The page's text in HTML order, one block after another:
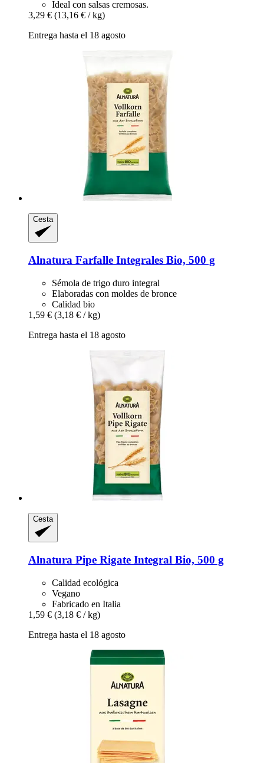
Ideal con salsas cremosas.
3,29 € (13,16 € / kg)
Entrega hasta el 18 agosto
Cesta
Alnatura Farfalle Integrales Bio, 500 g
Sémola de trigo duro integral
Elaboradas con moldes de bronce
Calidad bio
1,59 € (3,18 € / kg)
Entrega hasta el 18 agosto
Cesta
Alnatura Pipe Rigate Integral Bio, 500 g
Calidad ecológica
Vegano
Fabricado en Italia
1,59 € (3,18 € / kg)
Entrega hasta el 18 agosto